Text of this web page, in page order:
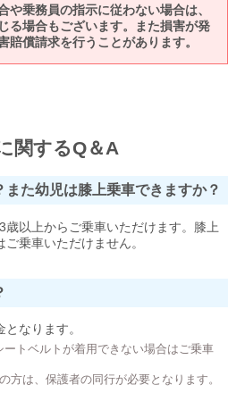
や乗務員の指示に従わない場合は、
る場合もございます。また損害が発
賠償請求を行うことがあります。
関するQ＆A
た幼児は膝上乗車できますか？
以上からご乗車いただけます。膝上
乗車いただけません。
なります。
トベルトが着用できない場合はご乗車
方は、保護者の同行が必要となります。